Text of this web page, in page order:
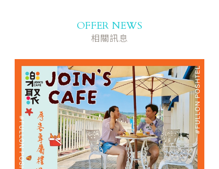
OFFER NEWS
相關訊息